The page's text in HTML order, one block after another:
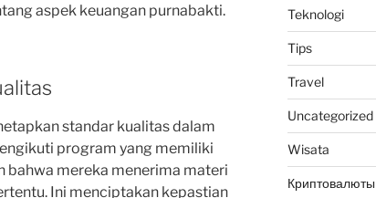
aspek keuangan purnabakti.
standar kualitas dalam
program yang memiliki
bahwa mereka menerima materi
Ini menciptakan kepastian
Teknologi
Tips
Travel
Uncategorized
Wisata
Криптовалюты